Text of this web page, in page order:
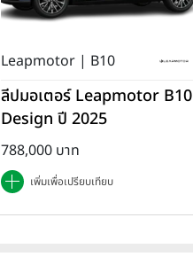
Leapmotor | B10
ลีปมอเตอร์ Leapmotor B10
Design ปี 2025
788,000 บาท
เพิ่มเพื่อเปรียบเทียบ